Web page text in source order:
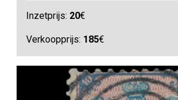
Inzetprijs: 20€
Verkoopprijs: 185€